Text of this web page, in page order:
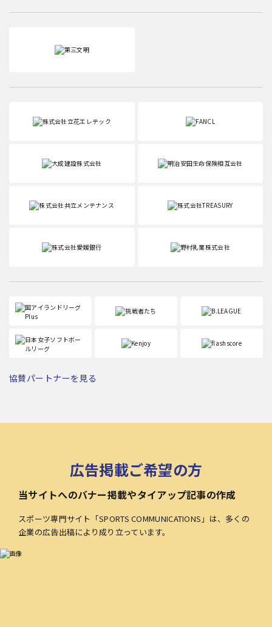
協賛パートナーを見る
広告掲載ご希望の方
当サイトへのバナー掲載やタイアップ記事の作成
スポーツ専門サイト「SPORTS COMMUNICATIONS」は、多くの
企業の広告出稿により成り立っています。